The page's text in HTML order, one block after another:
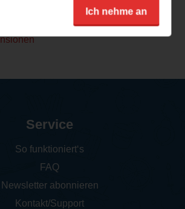
Ich nehme an
Service
So funktioniert‘s
FAQ
Newsletter abonnieren
Kontakt/Support